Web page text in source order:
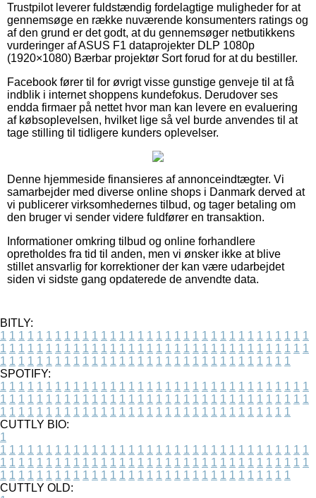
Trustpilot leverer fuldstændig fordelagtige muligheder for at
gennemsøge en række nuværende konsumenters ratings og
af den grund er det godt, at du gennemsøger netbutikkens
vurderinger af ASUS F1 dataprojekter DLP 1080p
(1920×1080) Bærbar projektør Sort forud for at du bestiller.
Facebook fører til for øvrigt visse gunstige genveje til at få
indblik i internet shoppens kundefokus. Derudover ses
endda firmaer på nettet hvor man kan levere en evaluering
af købsoplevelsen, hvilket lige så vel burde anvendes til at
tage stilling til tidligere kunders oplevelser.
Denne hjemmeside finansieres af annonceindtægter. Vi
samarbejder med diverse online shops i Danmark derved at
vi publicerer virksomhedernes tilbud, og tager betaling om
den bruger vi sender videre fuldfører en transaktion.
Informationer omkring tilbud og online forhandlere
opretholdes fra tid til anden, men vi ønsker ikke at blive
stillet ansvarlig for korrektioner der kan være udarbejdet
siden vi sidste gang opdaterede de anvendte data.
BITLY:
1 1 1 1 1 1 1 1 1 1 1 1 1 1 1 1 1 1 1 1 1 1 1 1 1 1 1 1 1 1 1 1 1 1
1 1 1 1 1 1 1 1 1 1 1 1 1 1 1 1 1 1 1 1 1 1 1 1 1 1 1 1 1 1 1 1 1 1
1 1 1 1 1 1 1 1 1 1 1 1 1 1 1 1 1 1 1 1 1 1 1 1 1 1 1 1 1 1 1 1
SPOTIFY:
1 1 1 1 1 1 1 1 1 1 1 1 1 1 1 1 1 1 1 1 1 1 1 1 1 1 1 1 1 1 1 1 1 1
1 1 1 1 1 1 1 1 1 1 1 1 1 1 1 1 1 1 1 1 1 1 1 1 1 1 1 1 1 1 1 1 1 1
1 1 1 1 1 1 1 1 1 1 1 1 1 1 1 1 1 1 1 1 1 1 1 1 1 1 1 1 1 1 1 1
CUTTLY BIO:
1
1 1 1 1 1 1 1 1 1 1 1 1 1 1 1 1 1 1 1 1 1 1 1 1 1 1 1 1 1 1 1 1 1 1
1 1 1 1 1 1 1 1 1 1 1 1 1 1 1 1 1 1 1 1 1 1 1 1 1 1 1 1 1 1 1 1 1 1
1 1 1 1 1 1 1 1 1 1 1 1 1 1 1 1 1 1 1 1 1 1 1 1 1 1 1 1 1 1 1 1
CUTTLY OLD: